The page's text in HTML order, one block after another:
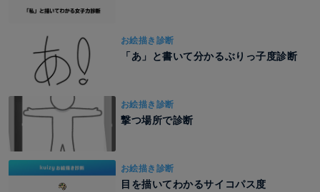
お絵描き診断
「あ」と書いて分かるぶりっ子度診断
お絵描き診断
撃つ場所で診断
お絵描き診断
目を描いてわかるサイコパス度